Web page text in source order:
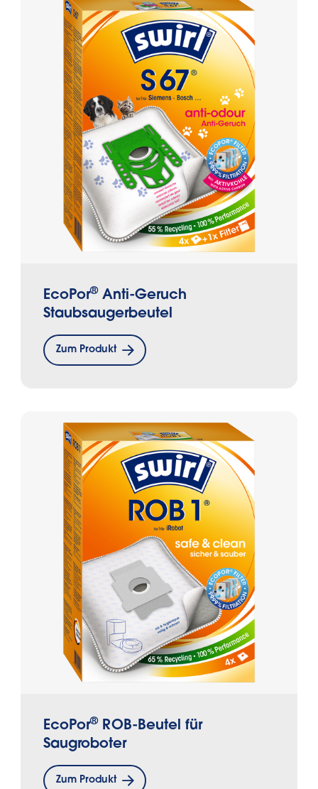
EcoPor® Anti-Geruch
Staubsaugerbeutel
Zum Produkt
EcoPor® ROB-Beutel für
Saugroboter
Zum Produkt